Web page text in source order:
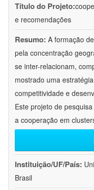
Título do Projeto:
e recomendações
Resumo: A formação
pela concentração
se inter-relacionam,
mostrado uma
competitividade e
Este projeto de
a cooperação em
Instituição/UF/País:
Brasil